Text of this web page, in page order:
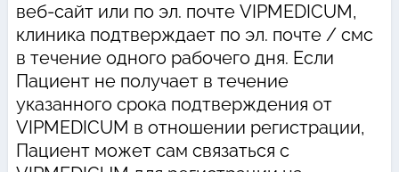
веб-сайт или по эл. почте VIPMEDICUM,
клиника подтверждает по эл. почте / смс
в течение одного рабочего дня. Если
Пациент не получает в течение
указанного срока подтверждения от
VIPMEDICUM в отношении регистрации,
Пациент может сам связаться с